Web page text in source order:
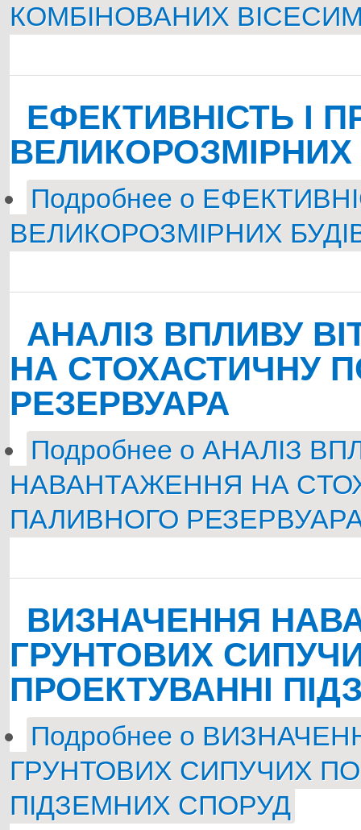
КОМБІНОВАНИХ
ЕФЕКТИВНІСТЬ І
Подробнее о
ВЕЛИКОРОЗМІРНИХ
АНАЛІЗ ВПЛИВУ
НА CТОХАСТИЧНУ
РЕЗЕРВУАРА
Подробнее о АНАЛІЗ
НАВАНТАЖЕННЯ НА
ПАЛИВНОГО
ВИЗНАЧЕННЯ
ГРУНТОВИХ
ПРОЕКТУВАННІ
Подробнее о
ГРУНТОВИХ СИПУЧИХ
ПІДЗЕМНИХ СПОРУД